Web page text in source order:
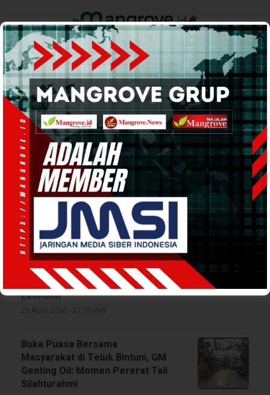
Home Pemerintahan Ekonomi & Bisnis Info Tanah Papua
Support by
Perusahaan Migas
YLBH Sisar Matiti Kritik BP
Tangguh dan Genting Oil:
Jangan Hanya Eksploitasi,
Petani Lokal Butuh Keadilan
Ekonomi
Buka Puasa Bersama
Masyarakat di Teluk Bintuni, GM
Genting Oil: Momen Pererat Tali
Silahturahmi